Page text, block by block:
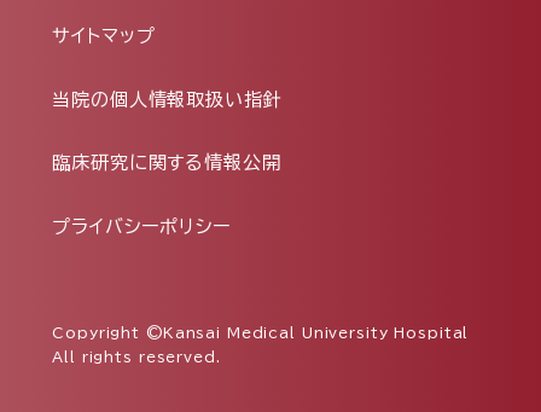
サイトマップ
当院の個人情報取扱い指針
臨床研究に関する情報公開
プライバシーポリシー
Copyright ©Kansai Medical University Hospital
All rights reserved.